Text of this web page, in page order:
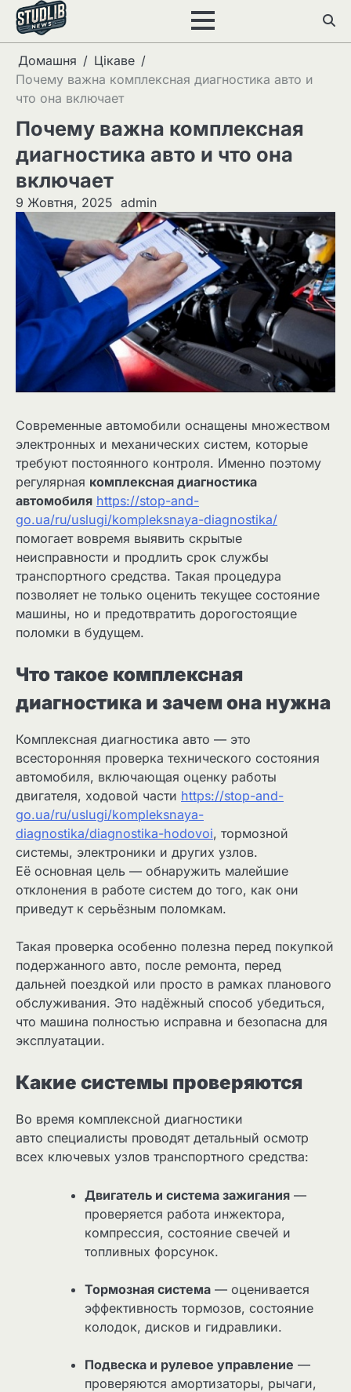
Перейти
вмісту
Домашня
Цікаве
Почему важна комплексная диагностика авто и
что она включает
Почему важна комплексная
диагностика авто и что она
включает
9 Жовтня, 2025 admin
Современные автомобили оснащены множеством
электронных и механических систем, которые
требуют постоянного контроля. Именно поэтому
регулярная комплексная диагностика
автомобиля https://stop-and-
go.ua/ru/uslugi/kompleksnaya-diagnostika/
помогает вовремя выявить скрытые
неисправности и продлить срок службы
транспортного средства. Такая процедура
позволяет не только оценить текущее состояние
машины, но и предотвратить дорогостоящие
поломки в будущем.
Что такое комплексная
диагностика и зачем она нужна
Комплексная диагностика авто — это
всесторонняя проверка технического состояния
автомобиля, включающая оценку работы
двигателя, ходовой части https://stop-and-
go.ua/ru/uslugi/kompleksnaya-
diagnostika/diagnostika-hodovoi, тормозной
системы, электроники и других узлов.
Её основная цель — обнаружить малейшие
отклонения в работе систем до того, как они
приведут к серьёзным поломкам.
Такая проверка особенно полезна перед покупкой
подержанного авто, после ремонта, перед
дальней поездкой или просто в рамках планового
обслуживания. Это надёжный способ убедиться,
что машина полностью исправна и безопасна для
эксплуатации.
Какие системы проверяются
Во время комплексной диагностики
авто специалисты проводят детальный осмотр
всех ключевых узлов транспортного средства:
Двигатель и система зажигания —
проверяется работа инжектора,
компрессия, состояние свечей и
топливных форсунок.
Тормозная система — оценивается
эффективность тормозов, состояние
колодок, дисков и гидравлики.
Подвеска и рулевое управление —
проверяются амортизаторы, рычаги,